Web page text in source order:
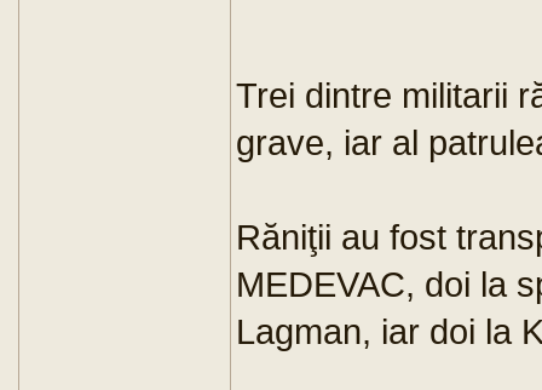
Trei dintre militarii
grave, iar al
Răniţii au fost
MEDEVAC, doi la
Lagman, iar doi la